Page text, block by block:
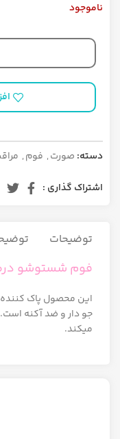
ناموجود
دسته: صورت, فوم,
اشتراک گذاری :
توضیحات
فوم شستوشو
این محصول پاک
جو دار و ضد آکنه است.
میکند.